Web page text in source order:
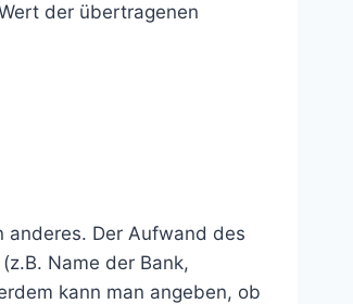
der übertragenen
anderes. Der Aufwand des
Name der Bank,
kann man angeben, ob